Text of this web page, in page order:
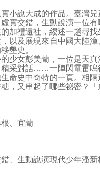
小說大成的作品。臺灣
實交錯，生動說演一位
加禮遠社，縷述一趟尋
以及展現來自中國大陸
墾史。
少女彭美蘭，一位是天
采對話……一陣閃電雷鳴
命史中奇特的一頁。相
，又串起了哪些祕密？
、宜蘭
、生動說演現代少年潘